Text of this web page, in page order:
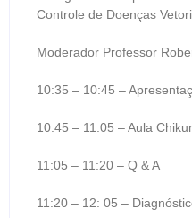
Controle de Doenças
Moderador Professor
10:35 – 10:45 –
10:45 – 11:05 – Aula
11:05 – 11:20 – Q & A
11:20 – 12: 05 –